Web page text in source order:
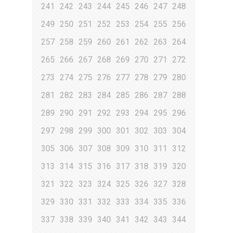
241
242 243 244 245 246 247 248
249 250 251 252 253 254 255 256
257 258 259 260 261 262 263
264
265 266 267 268 269 270 271
272
273
274 275 276 277 278 279 280
281
282 283 284 285 286 287 288
289 290 291 292 293 294 295 296
297 298 299 300 301 302 303
304
305
306 307 308 309 310 311
312
313
314 315 316 317 318 319
320
321
322 323 324 325 326 327 328
329
330 331 332 333 334 335
336
337 338 339 340 341 342 343
344